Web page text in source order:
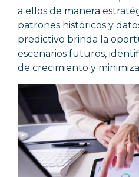
a ellos de manera
patrones históricos y
predictivo brinda la
escenarios futuros,
de crecimiento y